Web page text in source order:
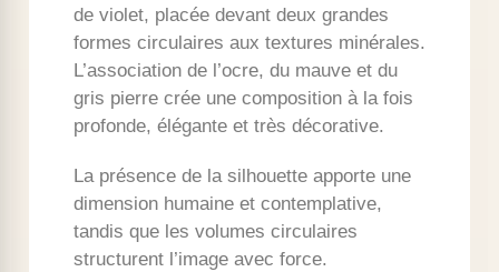
de violet, placée devant deux grandes
formes circulaires aux textures minérales.
L’association de l’ocre, du mauve et du
gris pierre crée une composition à la fois
profonde, élégante et très décorative.
La présence de la silhouette apporte une
dimension humaine et contemplative,
tandis que les volumes circulaires
structurent l’image avec force.